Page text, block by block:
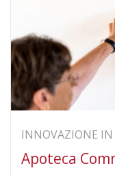
INNOVAZIONE
Apoteca